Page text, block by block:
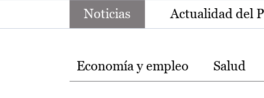
Noticias Actualidad del
Temas
Economía y empleo Salud